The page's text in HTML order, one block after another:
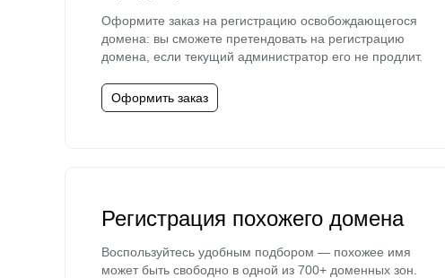
Оформите заказ на регистрацию освобождающегося
домена: вы сможете претендовать на регистрацию
домена, если текущий администратор его не продлит.
Оформить заказ
Регистрация похожего домена
Воспользуйтесь удобным подбором — похожее имя
может быть свободно в одной из 700+ доменных зон.